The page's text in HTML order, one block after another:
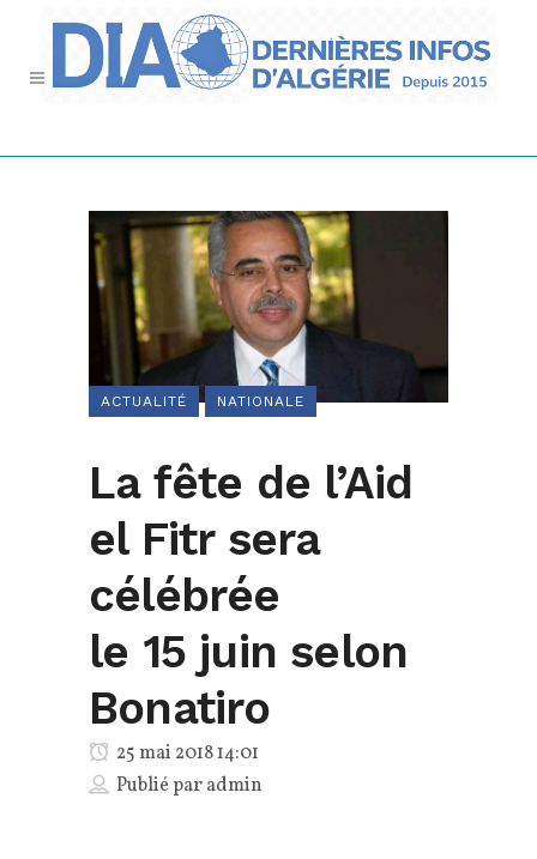
ACTUALITÉ NATIONALE
La fête de l’Aid
el Fitr sera
célébrée
le 15 juin selon
Bonatiro
25 mai 2018 14:01
Publié paradmin